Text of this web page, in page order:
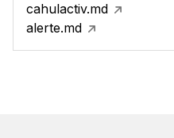
cahulactiv.md
alerte.md